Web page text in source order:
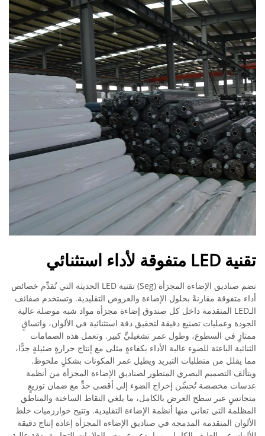
تقنية LED متفوقة لأداء استثنائي
تضم صناديق الإضاءة المجزأة (Seg) تقنية LED الحديثة التي تُقدِّم خصائص
أداء متفوقة مقارنةً بحلول الإضاءة والعروض التقليدية. وتستخدم صفائف
الـLED المتقدمة داخل كل صندوق إضاءة مجزأة مواد شبه موصلة عالية
الجودة وعمليات تصنيع دقيقة لتحقيق دقة استثنائية في الألوان، واتساقٍ
ممتازٍ في السطوع، وطول عمر تشغيليٍّ كبير. وتعمل هذه الصمامات
الثنائية الباعثة للضوء عالية الأداء بكفاءةٍ مثلى مع إنتاج حرارةٍ ضئيلةٍ جدًّا،
مما يقلل من متطلبات التبريد ويطيل عمر المكونات بشكلٍ ملحوظ.
ويتألف التصميم البصري المتطور لصناديق الإضاءة المجزأة من أنظمة
عدسات مخصصة تُحسِّن إخراج الضوء إلى أقصى حدٍّ مع ضمان توزيعٍ
متجانسٍ عبر سطح العرض بالكامل، ما يلغي النقاط الساخنة والمناطق
المظلمة التي تعاني منها أنظمة الإضاءة التقليدية. وتتيح خوارزميات خلط
الألوان المتقدمة المدمجة في صناديق الإضاءة المجزأة إعادة إنتاج دقيقة